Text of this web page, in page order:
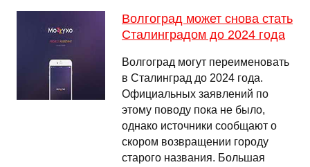
Волгоград может снова стать
Сталинградом до 2024 года
Волгоград могут переименовать
в Сталинград до 2024 года.
Официальных заявлений по
этому поводу пока не было,
однако источники сообщают о
скором возвращении городу
старого названия. Большая